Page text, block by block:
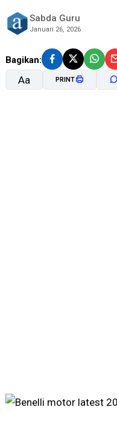
Sabda Guru
Januari 26, 2026
Bagikan:
Aa PRINT